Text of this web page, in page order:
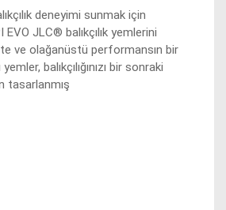
deneyimi sunmak için
JLC® balıkçılık yemlerini
ve olağanüstü performansın bir
balıkçılığınızı bir sonraki
tasarlanmış